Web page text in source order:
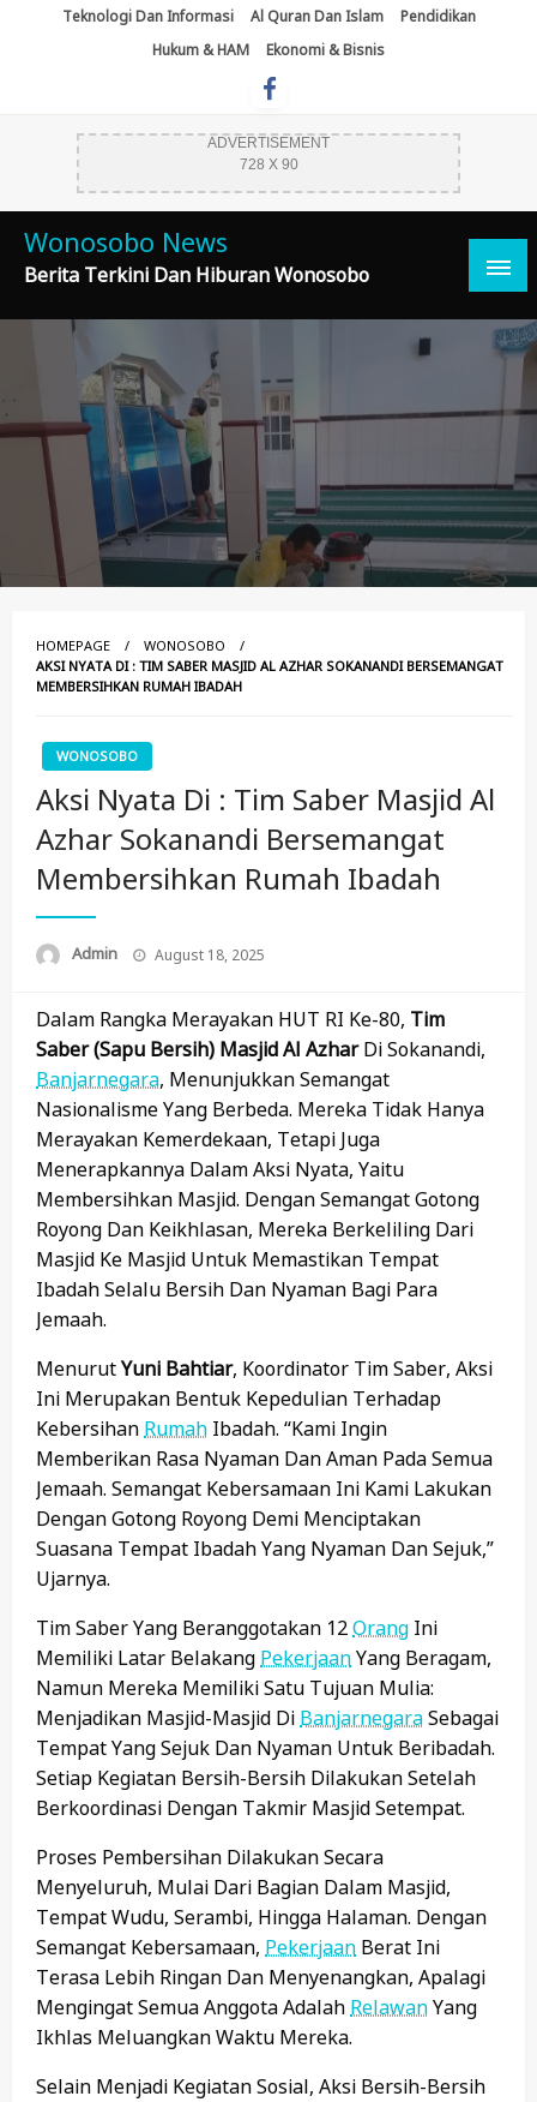
Teknologi Dan Informasi Al Quran Dan Islam
Pendidikan
Hukum & HAM
Ekonomi & Bisnis
ADVERTISEMENT
728 X 90
Wonosobo News
Berita Terkini Dan Hiburan Wonosobo
HOMEPAGE
WONOSOBO
AKSI NYATA DI : TIM SABER MASJID AL AZHAR SOKANANDI BERSEMANGAT
MEMBERSIHKAN RUMAH IBADAH
WONOSOBO
Aksi Nyata Di : Tim Saber Masjid Al
Azhar Sokanandi Bersemangat
Membersihkan Rumah Ibadah
Admin
Posted
August 18, 2025
Dalam Rangka Merayakan HUT RI Ke-80, Tim
Saber (Sapu Bersih) Masjid Al AzharDi Sokanandi,
Banjarnegara, Menunjukkan Semangat
Nasionalisme Yang Berbeda. Mereka Tidak Hanya
Merayakan Kemerdekaan, Tetapi Juga
Menerapkannya Dalam Aksi Nyata, Yaitu
Membersihkan Masjid. Dengan Semangat Gotong
Royong Dan Keikhlasan, Mereka Berkeliling Dari
Masjid Ke Masjid Untuk Memastikan Tempat
Ibadah Selalu Bersih Dan Nyaman Bagi Para
Jemaah.
MenurutYuni Bahtiar, Koordinator Tim Saber, Aksi
Ini Merupakan Bentuk Kepedulian Terhadap
Kebersihan Rumah Ibadah. “Kami Ingin
Memberikan Rasa Nyaman Dan Aman Pada Semua
Jemaah. Semangat Kebersamaan Ini Kami Lakukan
Dengan Gotong Royong Demi Menciptakan
Suasana Tempat Ibadah Yang Nyaman Dan Sejuk,”
Ujarnya.
Tim Saber Yang Beranggotakan 12Orang Ini
Memiliki Latar Belakang PekerjaanYang Beragam,
Namun Mereka Memiliki Satu Tujuan Mulia:
Menjadikan Masjid-Masjid Di BanjarnegaraSebagai
Tempat Yang Sejuk Dan Nyaman Untuk Beribadah.
Setiap Kegiatan Bersih-Bersih Dilakukan Setelah
Berkoordinasi Dengan Takmir Masjid Setempat.
Proses Pembersihan Dilakukan Secara
Menyeluruh, Mulai Dari Bagian Dalam Masjid,
Tempat Wudu, Serambi, Hingga Halaman. Dengan
Semangat Kebersamaan, Pekerjaan Berat Ini
Terasa Lebih Ringan Dan Menyenangkan, Apalagi
Mengingat Semua Anggota Adalah RelawanYang
Ikhlas Meluangkan Waktu Mereka.
Selain Menjadi Kegiatan Sosial, Aksi Bersih-Bersih